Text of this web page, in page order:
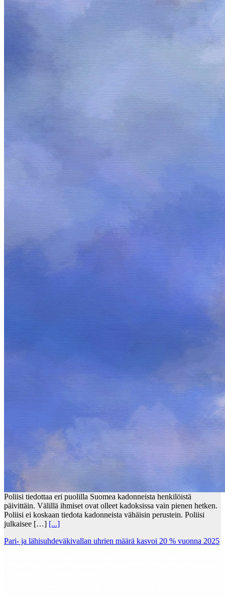
Poliisi tiedottaa eri puolilla Suomea kadonneista henkilöistä
päivittäin. Välillä ihmiset ovat olleet kadoksissa vain pienen hetken.
Poliisi ei koskaan tiedota kadonneista vähäisin perustein. Poliisi
julkaisee […] [...]
Pari- ja lähisuhdeväkivallan uhrien määrä kasvoi 20 % vuonna 2025